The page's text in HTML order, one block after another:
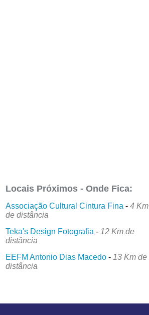
Locais Próximos - Onde Fica:
Associação Cultural Cintura Fina -4 Km
de distância
Teka's Design Fotografia - 12 Km de
distância
EEFM Antonio Dias Macedo - 13 Km de
distância